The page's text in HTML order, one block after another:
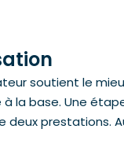
soutient le
à la base. Une
deux prestations.